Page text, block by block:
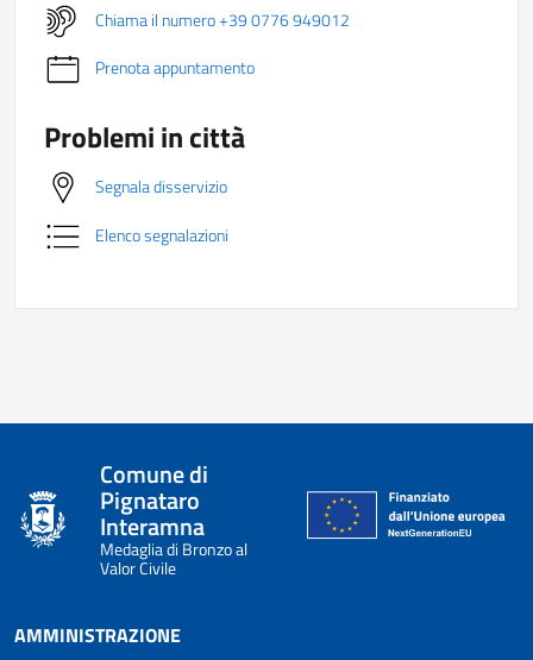
Chiama il numero +39 0776 949012
Prenota appuntamento
Problemi in città
Segnala disservizio
Elenco segnalazioni
Comune di
Pignataro
Interamna
Medaglia di Bronzo al
Valor Civile
AMMINISTRAZIONE